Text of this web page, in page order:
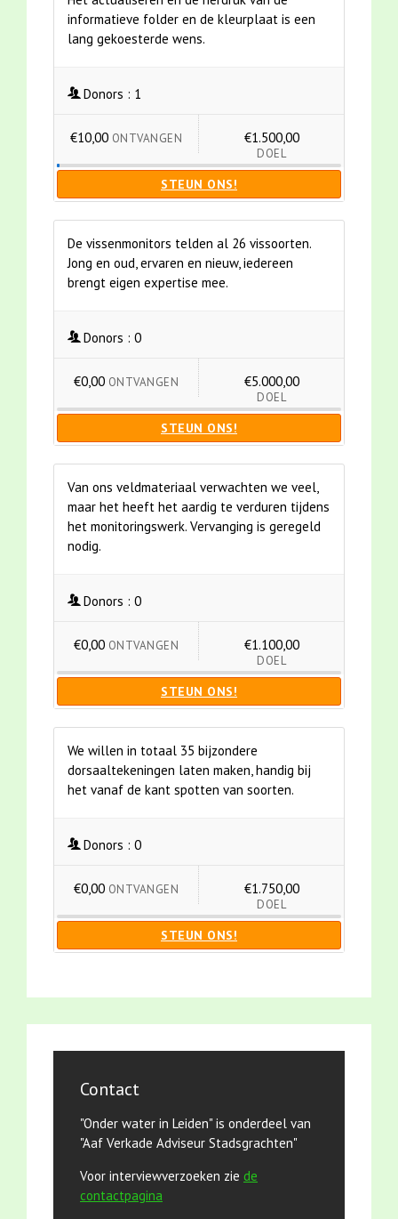
informatieve folder en de kleurplaat is een
lang gekoesterde wens.
Donors : 1
€10,00 ONTVANGEN €1.500,00
DOEL
STEUN ONS!
De vissenmonitors telden al 26 vissoorten.
Jong en oud, ervaren en nieuw, iedereen
brengt eigen expertise mee.
Donors : 0
€0,00 ONTVANGEN €5.000,00
DOEL
STEUN ONS!
Van ons veldmateriaal verwachten we veel,
maar het heeft het aardig te verduren tijdens
het monitoringswerk. Vervanging is geregeld
nodig.
Donors : 0
€0,00 ONTVANGEN €1.100,00
DOEL
STEUN ONS!
We willen in totaal 35 bijzondere
dorsaaltekeningen laten maken, handig bij
het vanaf de kant spotten van soorten.
Donors : 0
€0,00 ONTVANGEN €1.750,00
DOEL
STEUN ONS!
Contact
"Onder water in Leiden" is onderdeel van
"Aaf Verkade Adviseur Stadsgrachten"
Voor interviewverzoeken zie de
contactpagina